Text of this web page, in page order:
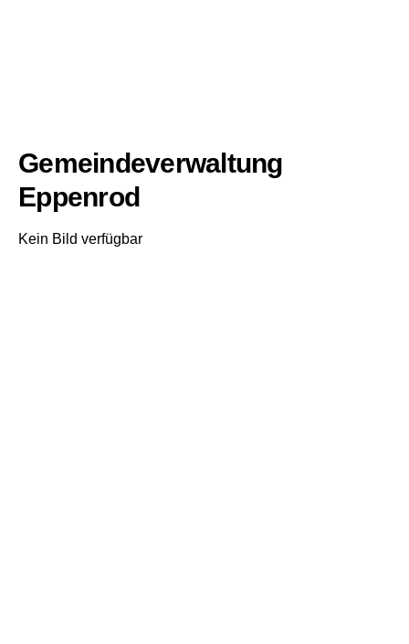
Gemeindeverwaltung
Eppenrod
Kein Bild verfügbar